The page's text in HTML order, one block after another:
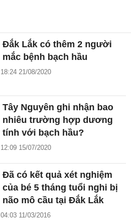
Đắk Lắk có thêm 2 người
mắc bệnh bạch hầu
18:24 21/08/2020
Tây Nguyên ghi nhận bao
nhiêu trường hợp dương
tính với bạch hầu?
12:09 15/07/2020
Đã có kết quả xét nghiệm
của bé 5 tháng tuổi nghi bị
não mô cầu tại Đắk Lắk
04:03 11/03/2016